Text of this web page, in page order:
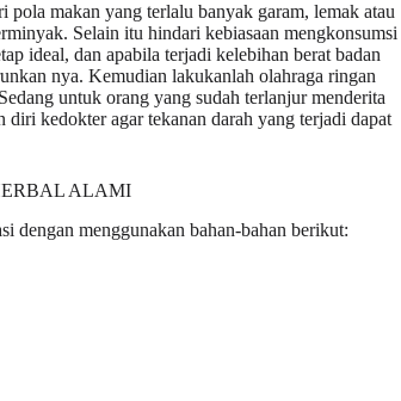
makan yang terlalu banyak garam, lemak atau
Selain itu hindari kebiasaan mengkonsumsi
ideal, dan apabila terjadi kelebihan berat badan
nya. Kemudian lakukanlah olahraga ringan
untuk orang yang sudah terlanjur menderita
kedokter agar tekanan darah yang terjadi dapat
ALAMI
dengan menggunakan bahan-bahan berikut: